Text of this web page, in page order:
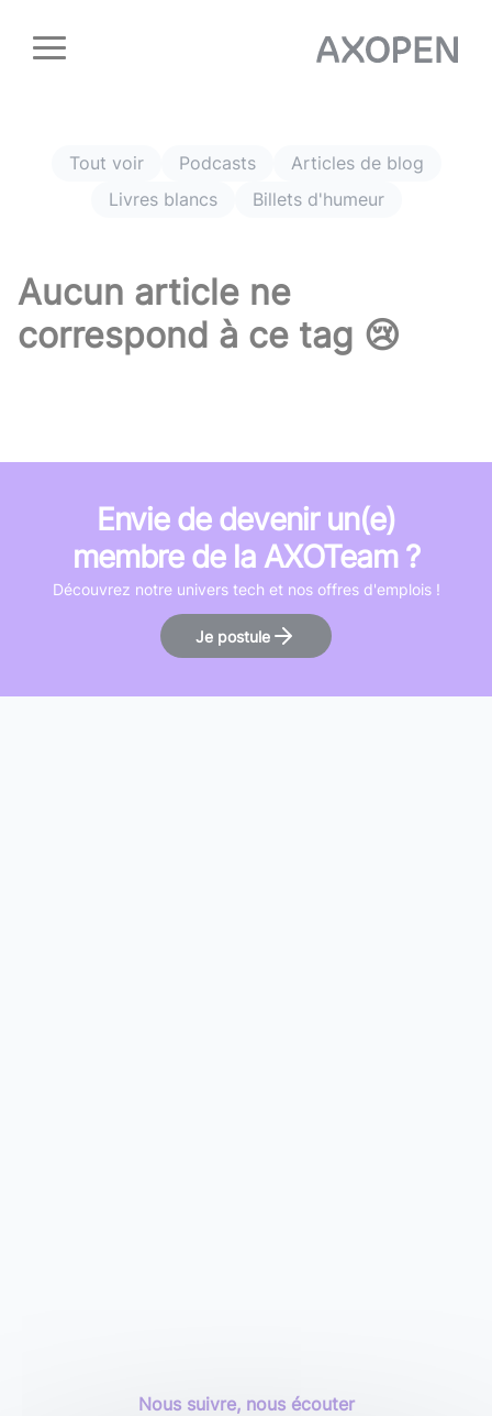
Tout voir Podcasts
Articles de blog
Livres blancs
Billets d'humeur
Aucun article ne
correspond à ce tag 😢
Envie de devenir un(e)
membre de la AXOTeam ?
Découvrez notre univers tech et nos offres d'emplois !
Je postule
Nous suivre, nous écouter